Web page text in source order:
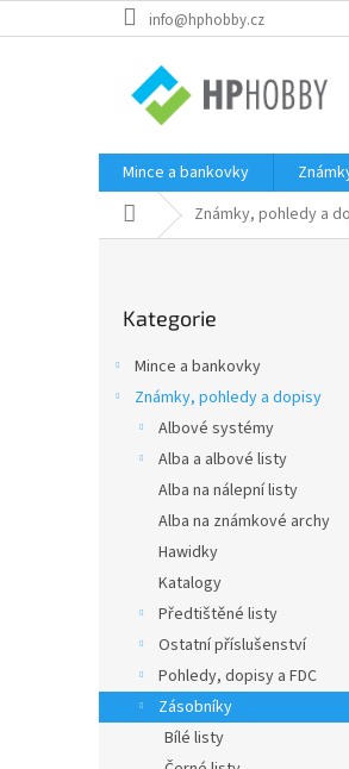
na
info@hphobby.cz
Mince a bankovky
Domů Známky, pohledy a
kategorie
Kategorie
Mince a bankovky
Známky, pohledy a dopisy
Albové systémy
Alba a albové listy
Alba na nálepní listy
Alba na známkové archy
Hawidky
Katalogy
Předtištěné listy
Ostatní příslušenství
Pohledy, dopisy a FDC
Zásobníky
Bílé listy